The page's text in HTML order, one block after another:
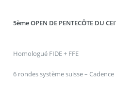
5ème OPEN DE PENTECÔTE DU
Homologué FIDE + FFE
6 rondes système suisse –